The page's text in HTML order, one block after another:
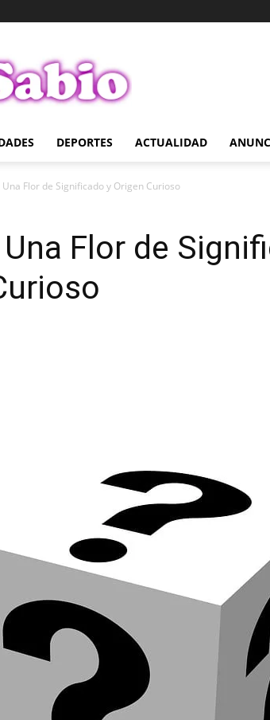
Sabio
DEPORTES ACTUALIDAD
Flor de Significado y Origen Curioso
Flor de